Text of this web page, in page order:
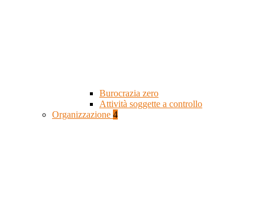
Burocrazia zero
Attività soggette a controllo
Organizzazione 4